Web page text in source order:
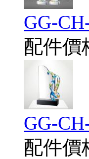
GG-
配件價
GG-
配件價